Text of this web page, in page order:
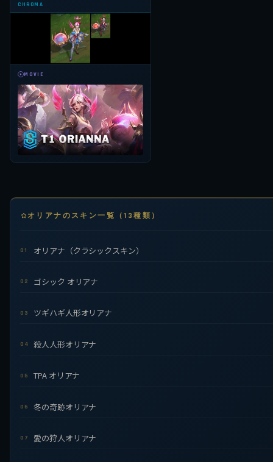
CHROMA
MOVIE
オリアナのスキン一覧（13種類）
01 オリアナ（クラシックスキン）
02 ゴシック オリアナ
03 ツギハギ人形オリアナ
04 殺人人形オリアナ
05 TPA オリアナ
06 冬の奇跡オリアナ
07 愛の狩人オリアナ